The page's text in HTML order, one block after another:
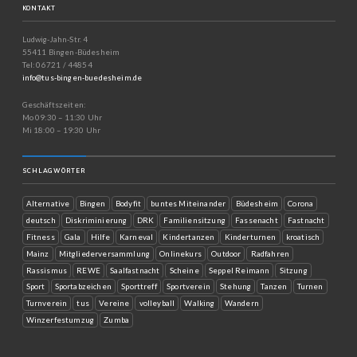
KONTAKT
Ludwig-Jahn-Str. 4
55411 Bingen-Büdesheim
Tel: 06721 / 44854
info@tus-bingen-buedesheim.de
Geschäftszeiten:
Mo 09:30 – 11:30 Uhr
Mi 18:00 – 19:30 Uhr
SCHLAGWÖRTER
Alternative Bingen Bodyfit buntes Miteinander Büdesheim
Corona
deutsch
Diskriminierung DRK Familiensitzung Fassenacht
Fastnacht
Fitness
Gala Hilfe Karneval Kindertanzen Kinderturnen
kroatisch
Mainz
Mitgliederversammlung Onlinekurs Outdoor
Radfahren
Rassismus
REWE Saalfastnacht Scheine Seppel Reimann
Sitzung
Sport
Sportabzeichen Sporttreff Sportverein Stehung Tanzen
Turnen
Turnverein
tus Vereine volleyball Walking
Wandern
Winzerfestumzug
Zumba